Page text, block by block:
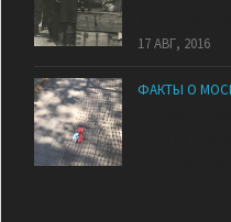
17 АВГ, 2016
ФАКТЫ О